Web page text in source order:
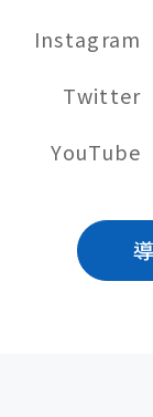
Instagram
Twitter
YouTube